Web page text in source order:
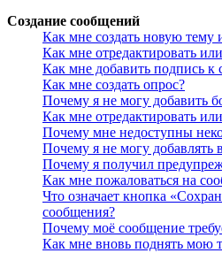
Создание сообщений
Как мне создать новую тему
Как мне отредактировать
Как мне добавить подпись
Как мне создать опрос?
Почему я не могу добавить
Как мне отредактировать
Почему мне недоступны
Почему я не могу добавлять
Почему я получил
Как мне пожаловаться на
Что означает кнопка
сообщения?
Почему моё сообщение
Как мне вновь поднять мою